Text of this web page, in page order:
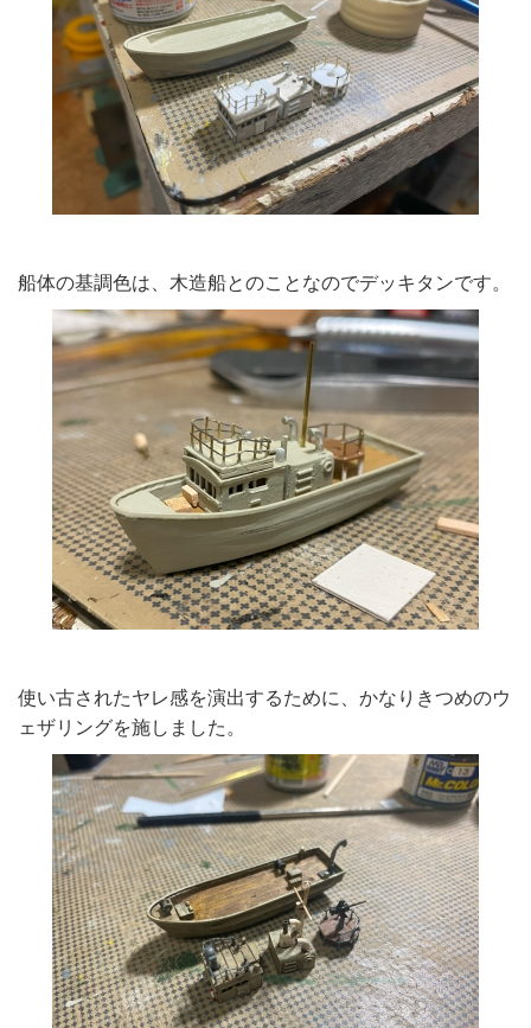
船体の基調色は、木造船とのことなのでデッキタンです。
使い古されたヤレ感を演出するために、かなりきつめのウ
ェザリングを施しました。